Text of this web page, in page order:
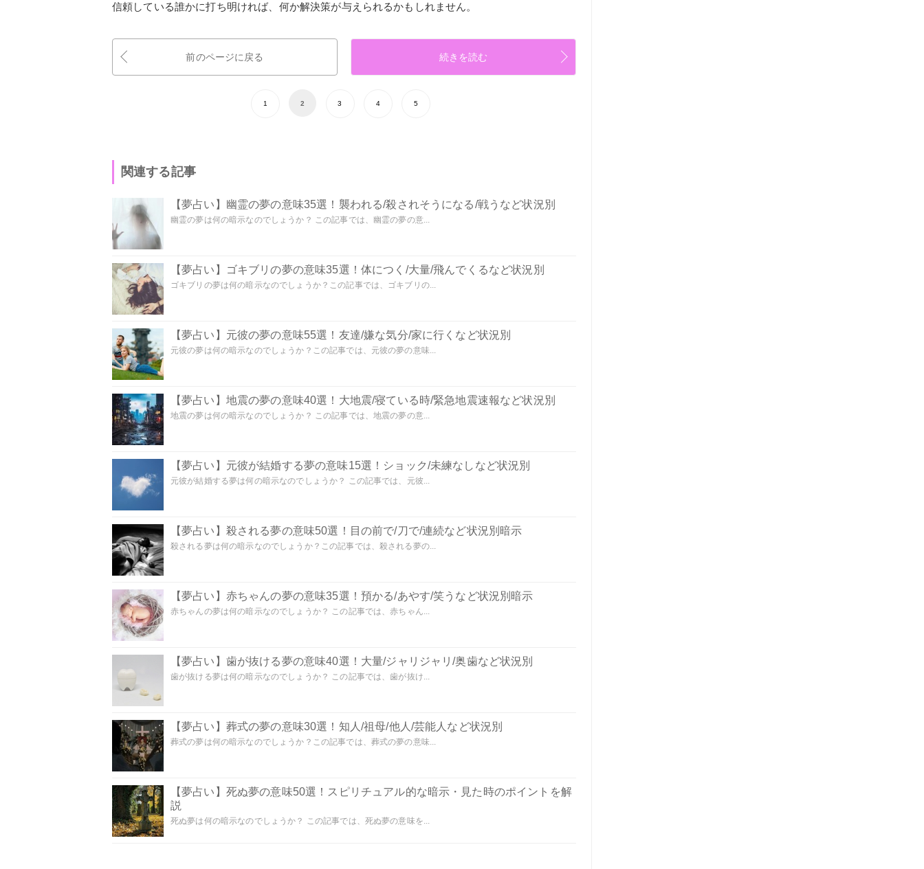
信頼している誰かに打ち明ければ、何か解決策が与えられるかもしれません。
前のページに戻る 続きを読む
1 2 3 4 5
関連する記事
【夢占い】幽霊の夢の意味35選！襲われる/殺されそうになる/戦うなど状況別
幽霊の夢は何の暗示なのでしょうか？ この記事では、幽霊の夢の意...
【夢占い】ゴキブリの夢の意味35選！体につく/大量/飛んでくるなど状況別
ゴキブリの夢は何の暗示なのでしょうか？この記事では、ゴキブリの...
【夢占い】元彼の夢の意味55選！友達/嫌な気分/家に行くなど状況別
元彼の夢は何の暗示なのでしょうか？この記事では、元彼の夢の意味...
【夢占い】地震の夢の意味40選！大地震/寝ている時/緊急地震速報など状況別
地震の夢は何の暗示なのでしょうか？ この記事では、地震の夢の意...
【夢占い】元彼が結婚する夢の意味15選！ショック/未練なしなど状況別
元彼が結婚する夢は何の暗示なのでしょうか？ この記事では、元彼...
【夢占い】殺される夢の意味50選！目の前で/刀で/連続など状況別暗示
殺される夢は何の暗示なのでしょうか？この記事では、殺される夢の...
【夢占い】赤ちゃんの夢の意味35選！預かる/あやす/笑うなど状況別暗示
赤ちゃんの夢は何の暗示なのでしょうか？ この記事では、赤ちゃん...
【夢占い】歯が抜ける夢の意味40選！大量/ジャリジャリ/奥歯など状況別
歯が抜ける夢は何の暗示なのでしょうか？ この記事では、歯が抜け...
【夢占い】葬式の夢の意味30選！知人/祖母/他人/芸能人など状況別
葬式の夢は何の暗示なのでしょうか？この記事では、葬式の夢の意味...
【夢占い】死ぬ夢の意味50選！スピリチュアル的な暗示・見た時のポイントを解
説
死ぬ夢は何の暗示なのでしょうか？ この記事では、死ぬ夢の意味を...